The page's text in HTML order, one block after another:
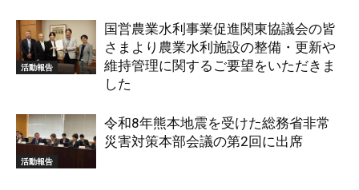
活動報告
国営農業水利事業促進関東協議会の皆
さまより農業水利施設の整備・更新や
維持管理に関するご要望をいただきま
した
活動報告
令和8年熊本地震を受けた総務省非常
災害対策本部会議の第2回に出席